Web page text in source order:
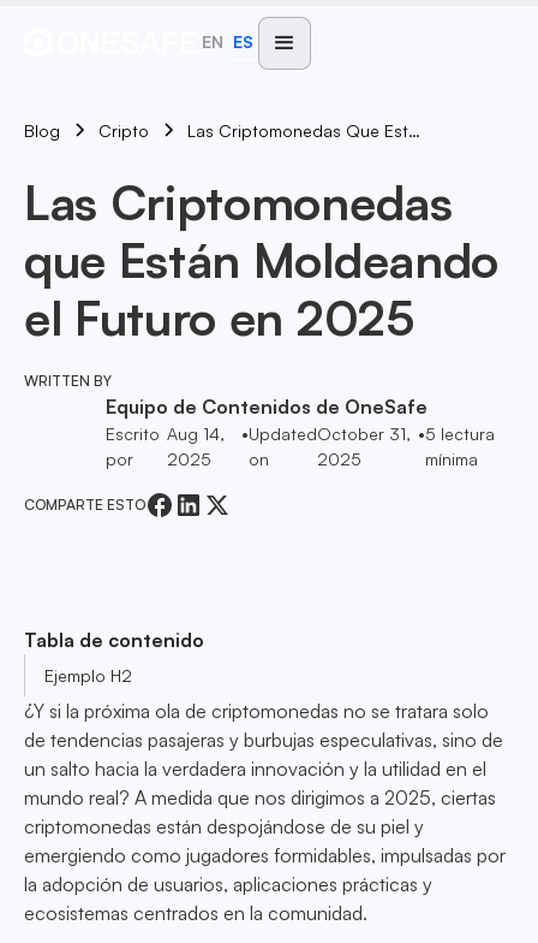
EN ES
Blog Cripto Las Criptomonedas Que Están Moldeando El Futuro En 2025
Las Criptomonedas
que Están Moldeando
el Futuro en 2025
WRITTEN BY
Equipo de Contenidos de OneSafe
Escrito
por
Aug 14,
2025
•Updated
on
October 31,
2025
•5 lectura
mínima
COMPARTE ESTO
Tabla de contenido
Ejemplo H2
¿Y si la próxima ola de criptomonedas no se tratara solo
de tendencias pasajeras y burbujas especulativas, sino de
un salto hacia la verdadera innovación y la utilidad en el
mundo real? A medida que nos dirigimos a 2025, ciertas
criptomonedas están despojándose de su piel y
emergiendo como jugadores formidables, impulsadas por
la adopción de usuarios, aplicaciones prácticas y
ecosistemas centrados en la comunidad.